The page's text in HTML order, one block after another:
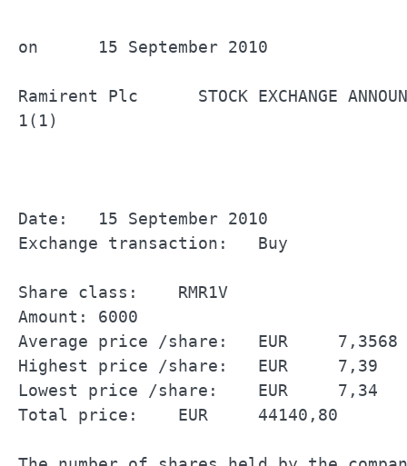
on	15 September 2010
Ramirent Plc      STOCK EXCHANGE ANNOUNCEMENT		15 September 2010
1(1)
Date:	15 September 2010
Exchange transaction:	Buy
Share class:	RMR1V
Amount:	6000
Average price /share:	EUR	7,3568
Highest price /share:	EUR	7,39
Lowest price /share:	EUR	7,34
Total price:	EUR	44140,80